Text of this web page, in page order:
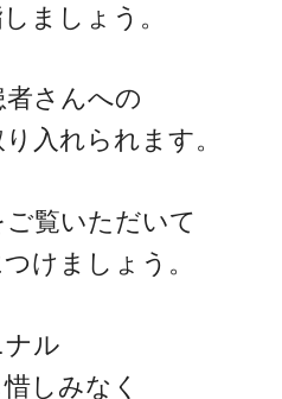
ましょう。
者さんへの
入れられます。
覧いただいて
けましょう。
ナル
しみなく